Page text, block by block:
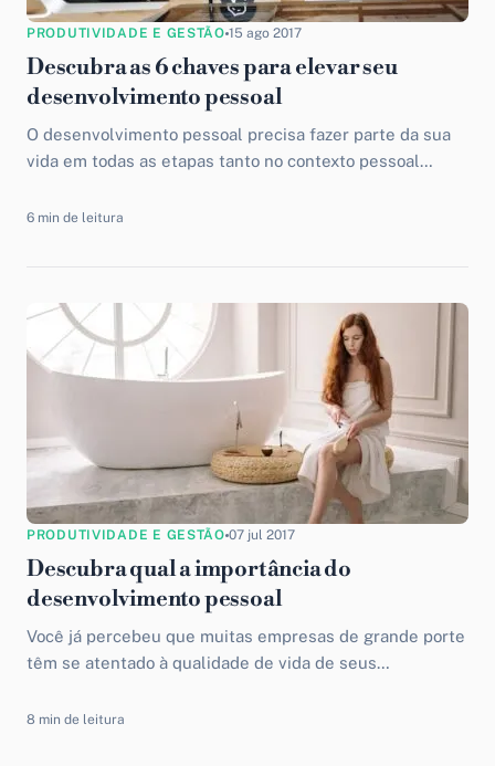
PRODUTIVIDADE E GESTÃO 15 ago 2017
Descubra as 6 chaves para elevar seu
desenvolvimento pessoal
O desenvolvimento pessoal precisa fazer parte da sua
vida em todas as etapas tanto no contexto pessoal
as...
6 min de leitura
PRODUTIVIDADE E GESTÃO 07 jul 2017
Descubra qual a importância do
desenvolvimento pessoal
Você já percebeu que muitas empresas de grande porte
têm se atentado à qualidade de vida de seus
importância...
8 min de leitura